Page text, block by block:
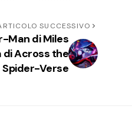
SUCCESSIVO
Man di Miles
di Across the
Spider-Verse